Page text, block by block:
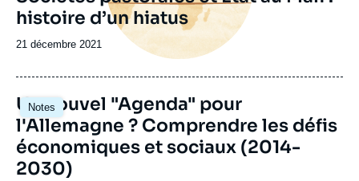
histoire d’un hiatus
Date
publication
21 décembre 2021
Notes
Un nouvel "Agenda" pour
l'Allemagne ? Comprendre les défis
économiques et sociaux (2014-
2030)